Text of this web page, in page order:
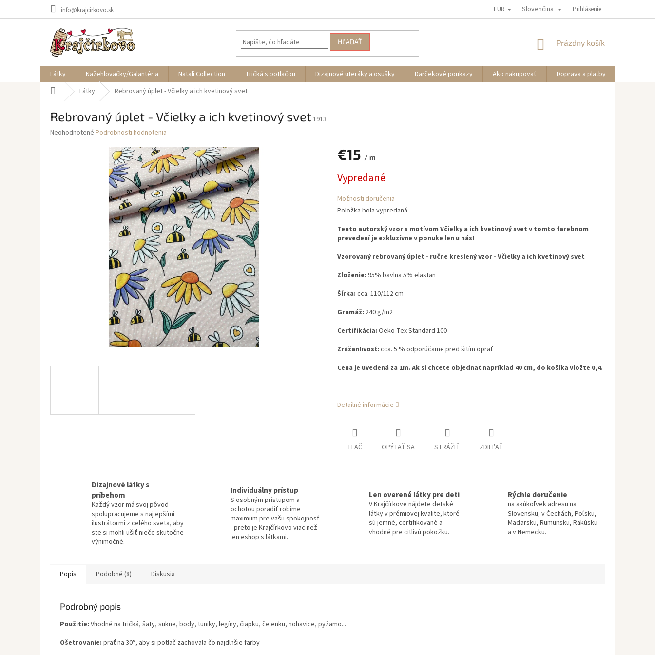
info@krajcirkovo.sk EUR Slovenčina Prihlásenie
HĽADAŤ
NÁKUPNÝ
Prázdny košík
Látky Nažehlovačky/Galantéria Natali Collection Tričká s potlačou Dizajnové uteráky a osušky Darčekové poukazy Ako nakupovať Doprava a platby
DomovLátky Rebrovaný úplet - Včielky a ich kvetinový svet
Rebrovaný úplet - Včielky a ich kvetinový svet1913
Priemerné
Neohodnotené Podrobnosti hodnotenia
€15 / m
cena:
Vypredané
Možnosti doručenia
Položka bola vypredaná…
Tento autorský vzor s motívom Včielky a ich kvetinový svet v tomto farebnom
prevedení je exkluzívne v ponuke len u nás!
Vzorovaný rebrovaný úplet - ručne kreslený vzor - Včielky a ich kvetinový svet
Zloženie: 95% bavlna 5% elastan
Šírka: cca. 110/112 cm
Gramáž: 240 g/m2
Certifikácia: Oeko-Tex Standard 100
Zrážanlivosť: cca. 5 % odporúčame pred šitím oprať
Cena je uvedená za 1m. Ak si chcete objednať napríklad 40 cm, do košíka vložte 0,4.
Detailné informácie
TLAČ OPÝTAŤ SA STRÁŽIŤ ZDIEĽAŤ
Dizajnové látky s
príbehom
Každý vzor má svoj pôvod -
spolupracujeme s najlepšími
ilustrátormi z celého sveta, aby
ste si mohli ušiť niečo skutočne
výnimočné.
Individuálny prístup
S osobným prístupom a
ochotou poradiť robíme
maximum pre vašu spokojnosť
- preto je Krajčírkovo viac než
len eshop s látkami.
Len overené látky pre deti
V Krajčírkove nájdete detské
látky v prémiovej kvalite, ktoré
sú jemné, certifikované a
vhodné pre citlivú pokožku.
Rýchle doručenie
na akúkoľvek adresu na
Slovensku, v Čechách, Poľsku,
Maďarsku, Rumunsku, Rakúsku
a v Nemecku.
Popis Podobné (8) Diskusia
Podrobný popis
Použitie: Vhodné na tričká, šaty, sukne, body, tuniky, legíny, čiapku, čelenku, nohavice, pyžamo...
Ošetrovanie: prať na 30°, aby si potlač zachovala čo najdlhšie farby